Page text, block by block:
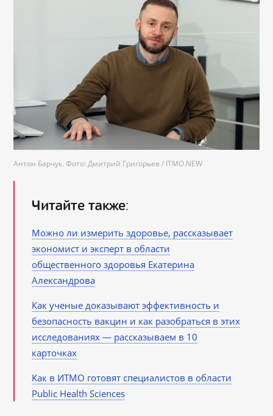
Антон Барчук. Фото: Дмитрий Григорьев / ITMO.NEW
Читайте также:
Можно ли измерить здоровье, рассказывает
экономист и эксперт в области
общественного здоровья Екатерина
Александрова
Как ученые доказывают эффективность и
безопасность вакцин и как разобраться в этих
исследованиях ― рассказываем в 10
карточках
Как в ИТМО готовят специалистов в области
Public Health Sciences